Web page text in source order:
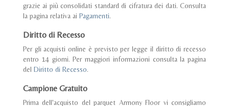
grazie ai più consolidati standard di cifratura dei dati. Consulta
la pagina relativa ai Pagamenti.
Diritto di Recesso
Per gli acquisti online è previsto per legge il diritto di recesso
entro 14 giorni. Per maggiori informazioni consulta la pagina
del Diritto di Recesso.
Campione Gratuito
Prima dell'acquisto del parquet Armony Floor vi consigliamo